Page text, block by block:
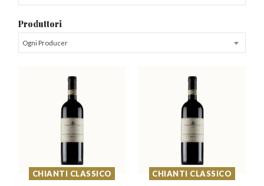
Produttori
Ogni Producer
CHIANTI CLASSICO CHIANTI CLASSICO